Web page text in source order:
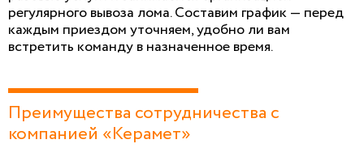
регулярного вывоза лома. Составим график — перед
каждым приездом уточняем, удобно ли вам
встретить команду в назначенное время.
Преимущества сотрудничества с
компанией «Керамет»